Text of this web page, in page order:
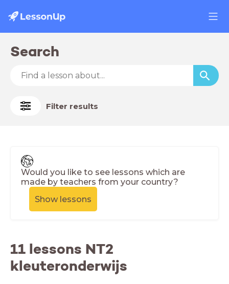
Search
Filter results
Would you like to see lessons which are
made by teachers from your country?
Show lessons
11 lessons NT2
kleuteronderwijs